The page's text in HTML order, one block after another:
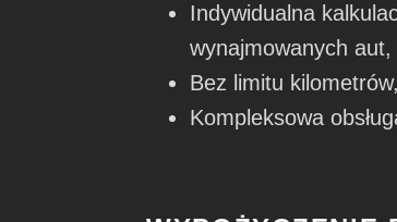
Indywidualna
wynajmowanych
Bez limitu kilometrów,
Kompleksowa